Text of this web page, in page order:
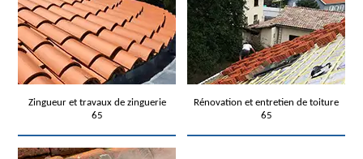
Zingueur et travaux de zinguerie
65
Rénovation et entretien de toiture
65